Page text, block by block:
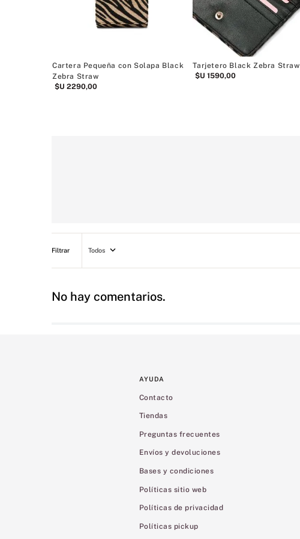
Cartera Pequeña con Solapa Black
Zebra Straw
$U 2290,00
Tarjetero Black Zebra Straw
$U 1590,00
Todos
No hay comentarios.
AYUDA
Contacto
Tiendas
Preguntas frecuentes
Envíos y devoluciones
Bases y condiciones
Políticas sitio web
Políticas de privacidad
Políticas pickup